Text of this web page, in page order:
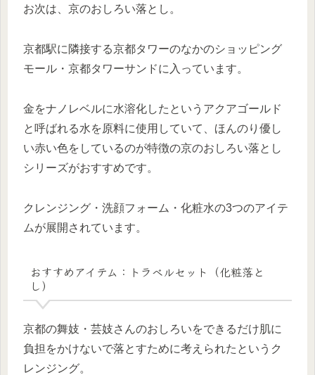
お次は、 京のおしろい落とし。
京都駅に隣接する京都タワーのなかのショッピング
モール・京都タワーサンドに入っています。
金をナノレベルに水溶化したというアクアゴールド
と呼ばれる水を原料に使用していて、ほんのり優し
い赤い色をしているのが特徴の京のおしろい落とし
シリーズがおすすめです。
クレンジング・洗顔フォーム・化粧水の3つのアイテ
ムが展開されています。
おすすめアイテム：トラベルセット（化粧落と
し）
京都の舞妓・芸妓さんのおしろいをできるだけ肌に
負担をかけないで落とすために考えられたというク
レンジング。